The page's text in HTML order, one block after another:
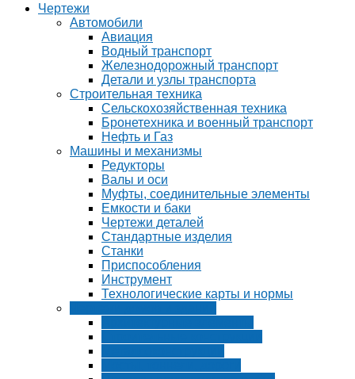
Чертежи
Автомобили
Авиация
Водный транспорт
Железнодорожный транспорт
Детали и узлы транспорта
Строительная техника
Сельскохозяйственная техника
Бронетехника и военный транспорт
Нефть и Газ
Машины и механизмы
Редукторы
Валы и оси
Муфты, соединительные элементы
Емкости и баки
Чертежи деталей
Стандартные изделия
Станки
Приспособления
Инструмент
Технологические карты и нормы